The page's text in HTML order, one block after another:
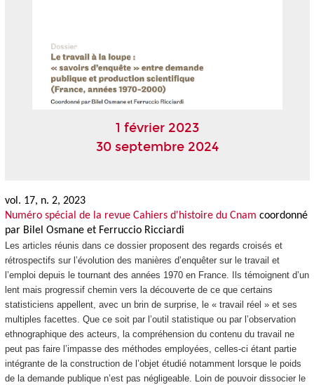
1 février 2023
30 septembre 2024
vol. 17, n. 2, 2023
Numéro spécial de la revue Cahiers d'histoire du Cnam coordonné
par Bilel Osmane et Ferruccio Ricciardi
Les articles réunis dans ce dossier proposent des regards croisés et
rétrospectifs sur l’évolution des manières d’enquêter sur le travail et
l’emploi depuis le tournant des années 1970 en France. Ils témoignent d’un
lent mais progressif chemin vers la découverte de ce que certains
statisticiens appellent, avec un brin de surprise, le « travail réel » et ses
multiples facettes. Que ce soit par l’outil statistique ou par l’observation
ethnographique des acteurs, la compréhension du contenu du travail ne
peut pas faire l’impasse des méthodes employées, celles-ci étant partie
intégrante de la construction de l’objet étudié notamment lorsque le poids
de la demande publique n’est pas négligeable. Loin de pouvoir dissocier le